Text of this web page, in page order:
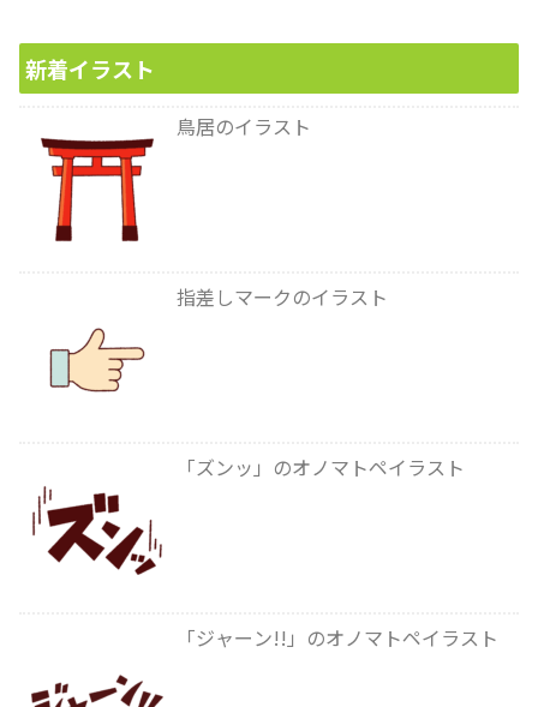
新着イラスト
鳥居のイラスト
指差しマークのイラスト
「ズンッ」のオノマトペイラスト
「ジャーン!!」のオノマトペイラスト